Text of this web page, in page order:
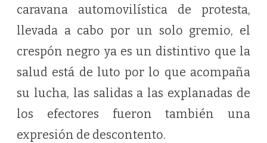
caravana automovilística de protesta,
llevada a cabo por un solo gremio, el
crespón negro ya es un distintivo que la
salud está de luto por lo que acompaña
su lucha, las salidas a las explanadas de
los efectores fueron también una
expresión de descontento.